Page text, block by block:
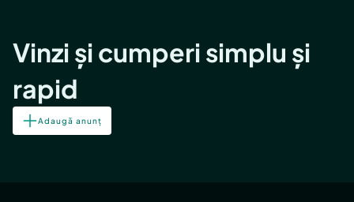
Vinzi și cumperi simplu și
rapid
Adaugă anunț